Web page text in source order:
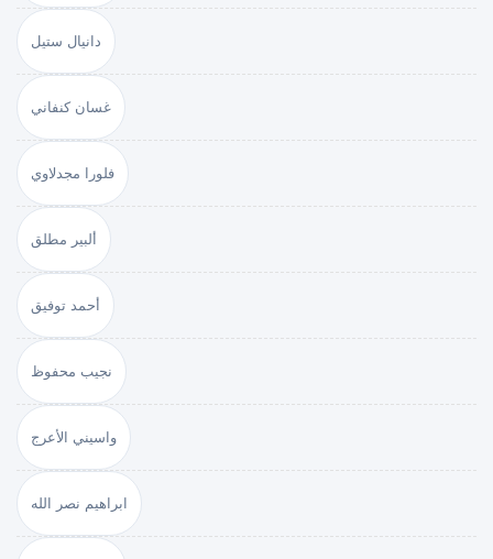
دانيال ستيل
غسان كنفاني
فلورا مجدلاوي
ألبير مطلق
أحمد توفيق
نجيب محفوظ
واسيني الأعرج
ابراهيم نصر الله